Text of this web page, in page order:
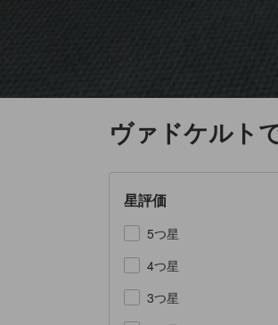
ヴァドケルト
星評価
5つ星
4つ星
3つ星